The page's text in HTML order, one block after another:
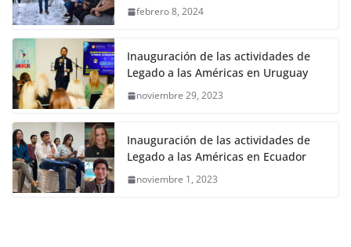
febrero 8, 2024
Inauguración de las actividades de
Legado a las Américas en Uruguay
noviembre 29, 2023
Inauguración de las actividades de
Legado a las Américas en Ecuador
noviembre 1, 2023